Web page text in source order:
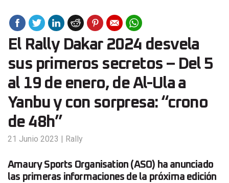
El Rally Dakar 2024 desvela
sus primeros secretos – Del 5
al 19 de enero, de Al-Ula a
Yanbu y con sorpresa: “crono
de 48h”
21 Junio 2023 | Rally
Amaury Sports Organisation (ASO) ha anunciado
las primeras informaciones de la próxima edición